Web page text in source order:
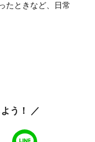
たときなど、日常
う！ ／